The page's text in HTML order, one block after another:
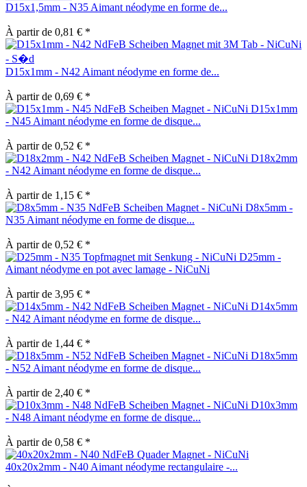
D15x1,5mm - N35 Aimant néodyme en forme de...
À partir de 0,81 € *
D15x1mm - N42 Aimant néodyme en forme de...
À partir de 0,69 € *
D15x1mm
- N45 Aimant néodyme en forme de disque...
À partir de 0,52 € *
D18x2mm
- N42 Aimant néodyme en forme de disque...
À partir de 1,15 € *
D8x5mm -
N35 Aimant néodyme en forme de disque...
À partir de 0,52 € *
D25mm -
Aimant néodyme en pot avec lamage - NiCuNi
À partir de 3,95 € *
D14x5mm
- N42 Aimant néodyme en forme de disque...
À partir de 1,44 € *
D18x5mm
- N52 Aimant néodyme en forme de disque...
À partir de 2,40 € *
D10x3mm
- N48 Aimant néodyme en forme de disque...
À partir de 0,58 € *
40x20x2mm - N40 Aimant néodyme rectangulaire -...